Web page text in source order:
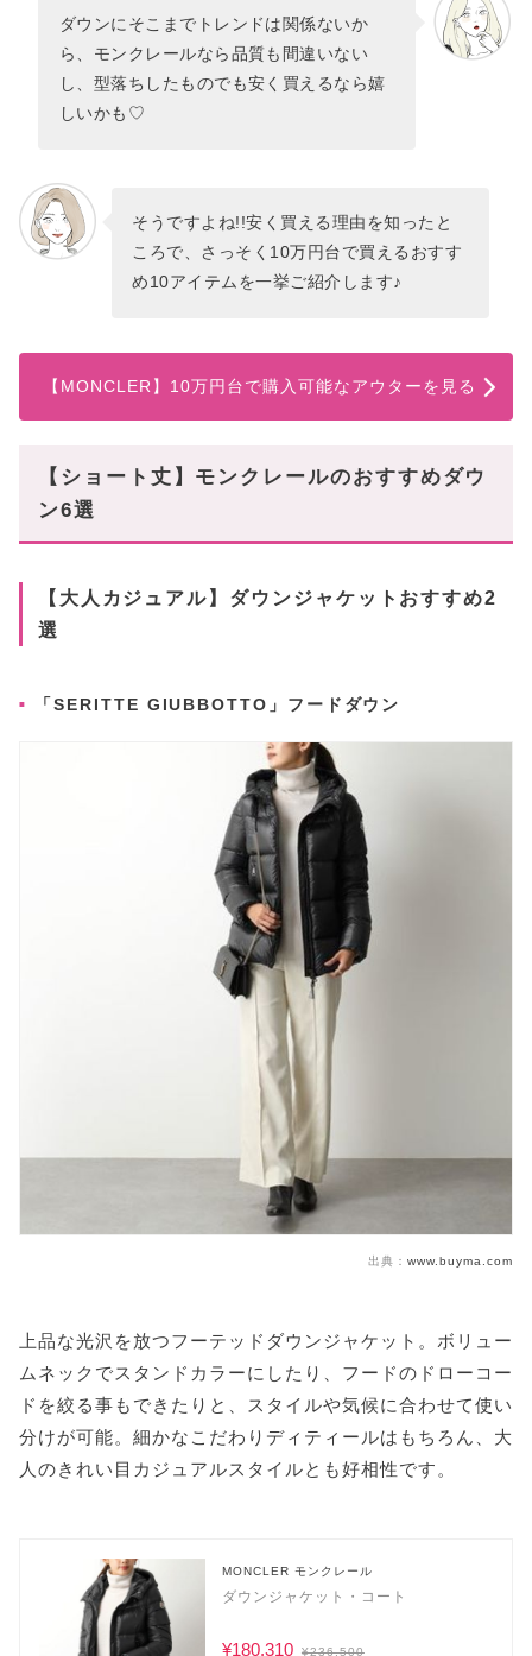
ダウンにそこまでトレンドは関係ないか
ら、モンクレールなら品質も間違いない
し、型落ちしたものでも安く買えるなら嬉
しいかも♡
そうですよね!!安く買える理由を知ったと
ころで、さっそく10万円台で買えるおすす
め10アイテムを一挙ご紹介します♪
【MONCLER】10万円台で購入可能なアウターを見る
【ショート丈】モンクレールのおすすめダウ
ン6選
【大人カジュアル】ダウンジャケットおすすめ2
選
「SERITTE GIUBBOTTO」フードダウン
出典： www.buyma.com
上品な光沢を放つフーテッドダウンジャケット。ボリュー
ムネックでスタンドカラーにしたり、フードのドローコー
ドを絞る事もできたりと、スタイルや気候に合わせて使い
分けが可能。細かなこだわりディティールはもちろん、大
人のきれい目カジュアルスタイルとも好相性です。
MONCLER モンクレール
ダウンジャケット・コート
¥180,310 ¥236,500